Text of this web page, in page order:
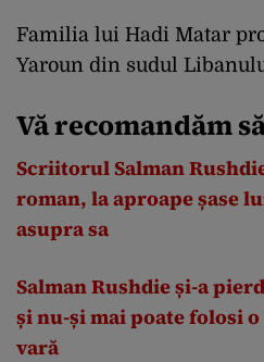
Familia lui Hadi Matar
Yaroun din sudul
Vă recomandăm
Scriitorul Salman
roman, la aproape șase
asupra sa
Salman Rushdie și-a
și nu-și mai poate folosi
vară